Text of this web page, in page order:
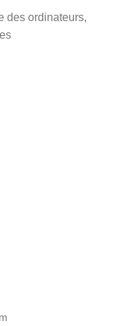
des ordinateurs,